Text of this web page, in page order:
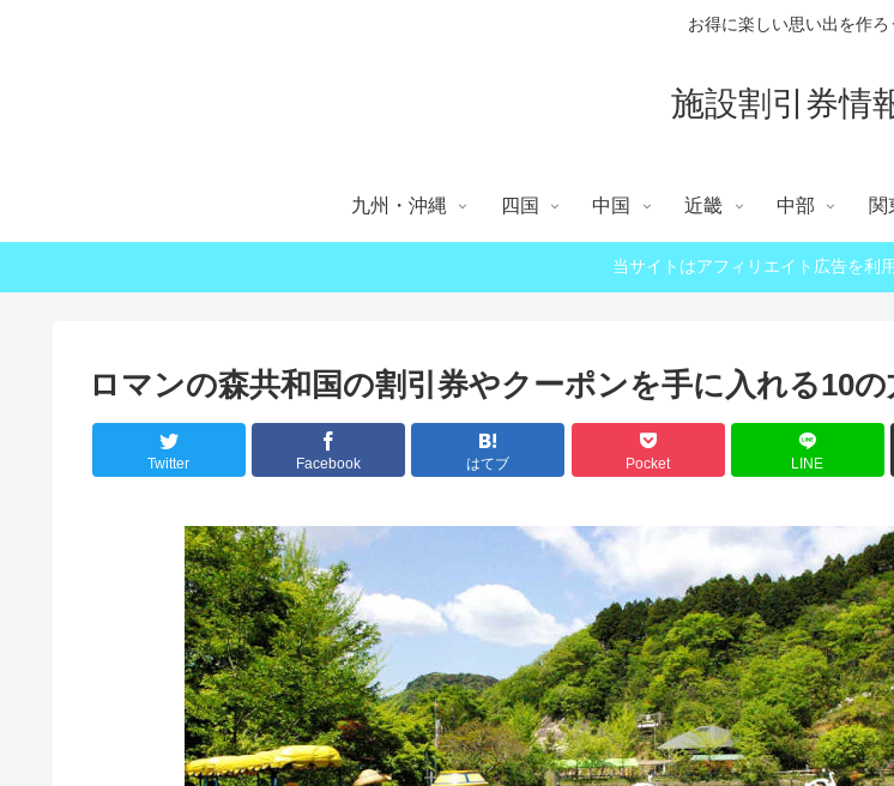
お得に楽しい思い出を作ろ
施設割引券情
九州・沖縄 四国 中国 近畿 中部 関
当サイトはアフィリエイト広告を利
ロマンの森共和国の割引券やクーポンを手に入れる10の
Twitter Facebook はてブ Pocket LINE